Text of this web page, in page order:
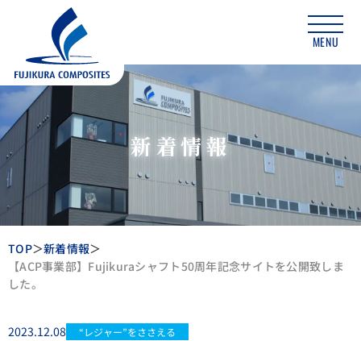
MENU
新着情報
TOP
新着情報
【ACP事業部】Fujikuraシャフト50周年記念サイトを公開致しま
した。
2023.12.08 “レジャー”をささえる